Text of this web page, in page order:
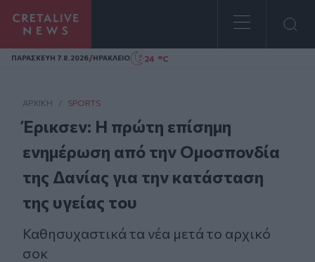
Homepage
ΠΑΡΑΣΚΕΥΗ 7.8.2026/ΗΡΑΚΛΕΙΟ 24 °C
ΑΡΧΙΚΗ / SPORTS
Έρικσεν: Η πρώτη επίσημη
ενημέρωση από την Ομοσπονδία
της Δανίας για την κατάσταση
της υγείας του
Καθησυχαστικά τα νέα μετά το αρχικό
σοκ